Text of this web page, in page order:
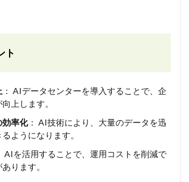
ト
： AIデータセンターを導入することで、企
上します。
効率化： AI技術により、大量のデータを迅
ようになります。
AIを活用することで、運用コストを削減で
ります。